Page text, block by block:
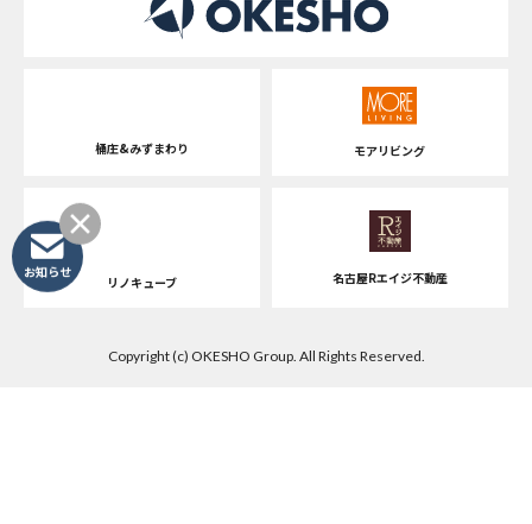
桶庄&みずまわり モアリビング
リノキューブ 名古屋Rエイジ不動産
Copyright (c) OKESHO Group. All Rights Reserved.
お知らせ